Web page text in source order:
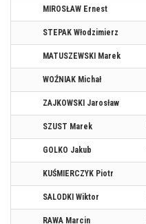
MIROSŁAW Ernest
STEPAK Włodzimierz
MATUSZEWSKI Marek
WOŹNIAK Michał
ZAJKOWSKI Jarosław
SZUST Marek
GOLKO Jakub
KUŚMIERCZYK Piotr
SALODKI Wiktor
RAWA Marcin